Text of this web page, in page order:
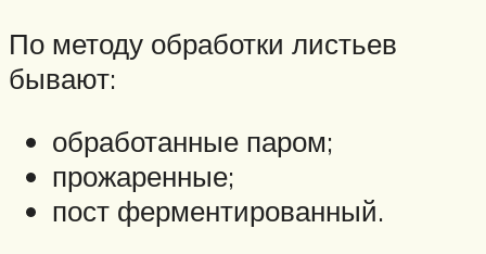
По методу обработки листьев
бывают:
обработанные паром;
прожаренные;
пост ферментированный.